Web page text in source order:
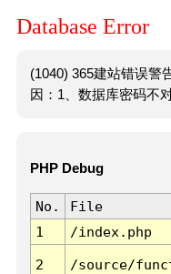
Database Error
(1040) 365建站错误警
因：1、数据库密码不
PHP Debug
No. File
1
/index.php
2 /source/